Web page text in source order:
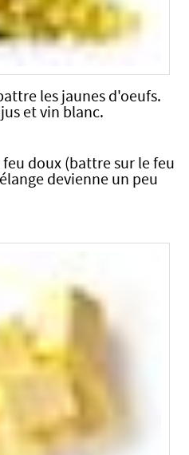
les jaunes d'oeufs.
et vin blanc.
doux (battre sur le feu
devienne un peu